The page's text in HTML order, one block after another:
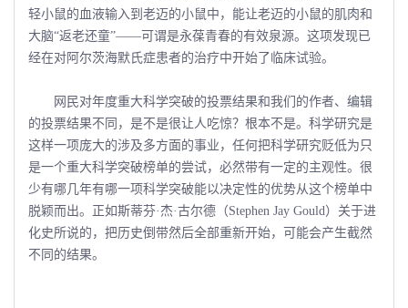
轻小鼠的血液输入到老迈的小鼠中，能让老迈的小鼠的肌肉和
大脑“返老还童”――可谓是永葆青春的有效泉源。这项发现已
经在对阿尔茨海默氏症患者的治疗中开始了临床试验。
网民对年度重大科学突破的投票结果和我们的作者、编辑
的投票结果不同，是不是很让人吃惊？根本不是。科学研究是
这样一项庞大的涉及多方面的事业，任何把科学研究贬低为只
是一个重大科学突破榜单的尝试，必然带有一定的主观性。很
少有哪几年有哪一项科学突破能以决定性的优势从这个榜单中
脱颖而出。正如斯蒂芬·杰·古尔德（Stephen Jay Gould）关于进
化史所说的，把历史倒带然后全部重新开始，可能会产生截然
不同的结果。